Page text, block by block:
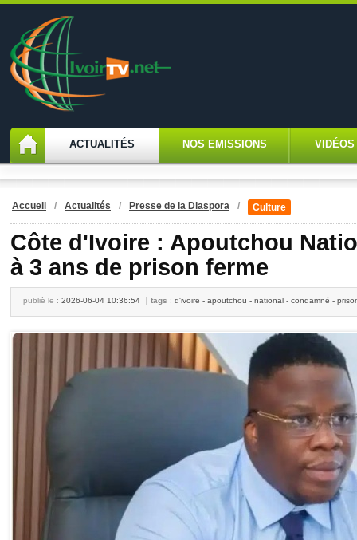
ACTUALITÉS NOS EMISSIONS VIDÉOS
Accueil / Actualités / Presse de la Diaspora / Culture
Côte d'Ivoire : Apoutchou
à 3 ans de prison ferme
publiè le : 2026-06-04 10:36:54 tags : d'ivoire - apoutchou - national - condamné -